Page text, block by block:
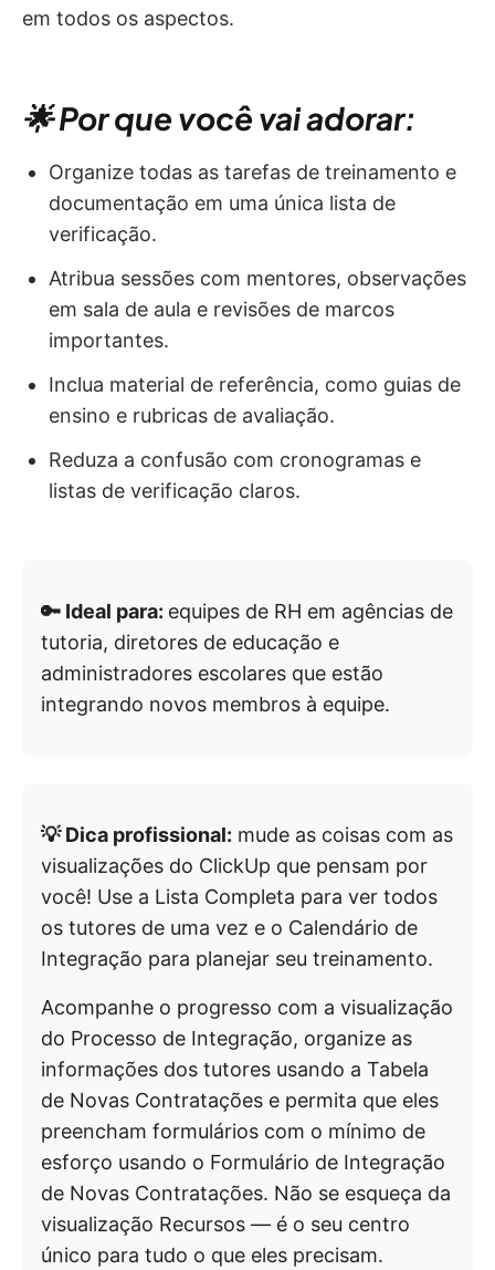
em todos os aspectos.
🌟 Por que você vai adorar:
Organize todas as tarefas de treinamento e
documentação em uma única lista de
verificação.
Atribua sessões com mentores, observações
em sala de aula e revisões de marcos
importantes.
Inclua material de referência, como guias de
ensino e rubricas de avaliação.
Reduza a confusão com cronogramas e
listas de verificação claros.
🔑 Ideal para: equipes de RH em agências de
tutoria, diretores de educação e
administradores escolares que estão
integrando novos membros à equipe.
💡 Dica profissional: mude as coisas com as
visualizações do ClickUp que pensam por
você! Use a Lista Completa para ver todos
os tutores de uma vez e o Calendário de
Integração para planejar seu treinamento.
Acompanhe o progresso com a visualização
do Processo de Integração, organize as
informações dos tutores usando a Tabela
de Novas Contratações e permita que eles
preencham formulários com o mínimo de
esforço usando o Formulário de Integração
de Novas Contratações. Não se esqueça da
visualização Recursos — é o seu centro
único para tudo o que eles precisam.